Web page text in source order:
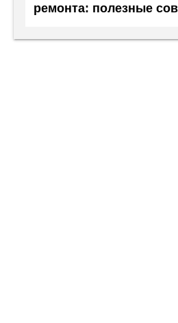
ремонта: полезные